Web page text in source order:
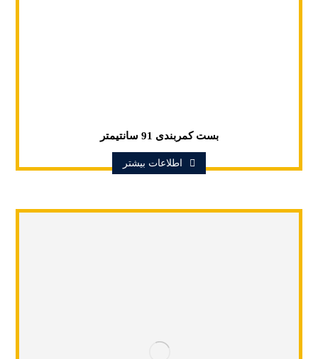
بست کمربندی 91 سانتیمتر
اطلاعات بیشتر